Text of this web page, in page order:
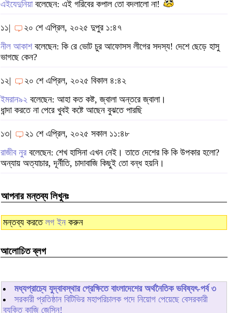
এইযেদুনিয়াবলেছেন: এই গরিবের কপাল তো বদলালো না!
১১|
২০ শে এপ্রিল, ২০২৫ দুপুর ১:৪৭
নীল আকাশবলেছেন: কি রে ভোট চুর আফোসস লীগের সদস্য! দেশে ছেড়ে হাসু
ভাগছে কেন?
১২|
২০ শে এপ্রিল, ২০২৫ বিকাল ৪:৪২
ইমরান৯২ বলেছেন: আহা কত কষ্ট, জ্বালা অন্তরে জ্বালা।
ধান্দা করতে না পেরে খুবই কষ্টে আছেন বুঝতে পারছি
১৩|
২১ শে এপ্রিল, ২০২৫ সকাল ১১:৪৮
রাজীব নুর বলেছেন: শেখ হাসিনা এখন নেই। তাতে দেশের কি কি উপকার হলো?
অন্যায় অত্যাচার, দূর্নীতি, চাদাবাজি কিছুই তো বন্ধ হয়নি।
আপনার মন্তব্য লিখুনঃ
মন্তব্য করতে লগ ইন করুন
আলোচিত ব্লগ
মধ্যপ্রাচ্যে যুদ্বাবস্থার প্রেক্ষিতে বাংলাদেশের অর্থনৈতিক ভবিষ্যৎ-পর্ব ৩
সরকারী প্রতিষ্ঠান বিটিভির মহাপরিচালক পদে নিয়োগ পেয়েছে বেসরকারী
ব্যক্তি কাজি জেসিন!